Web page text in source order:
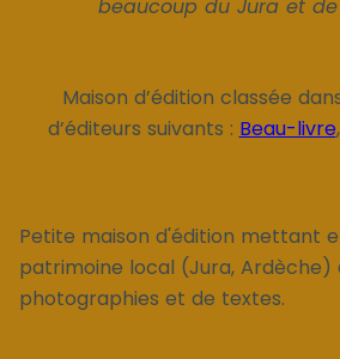
beaucoup du Jura et de
Maison d’édition classée
d’éditeurs suivants : Beau-livre,
Petite maison d'édition mettant
patrimoine local (Jura, Ardèche)
photographies et de textes.